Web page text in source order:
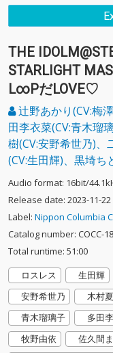
THE
STARLIGHT
L∞PだLOVE♡
辻野あかり(CV:梅
田李衣菜(CV:青木瑠
樹(CV:安野希世乃)、
(CV:生田輝)、黒埼ち
Audio format: 16bit/
Release date: 2023-11-22
Label: Nippon Columbia
Catalog number: COCC-
Total runtime: 51:00
ロスレス
生田輝
安野希世乃
木村
青木瑠璃子
多田
牧野由依
佐久間